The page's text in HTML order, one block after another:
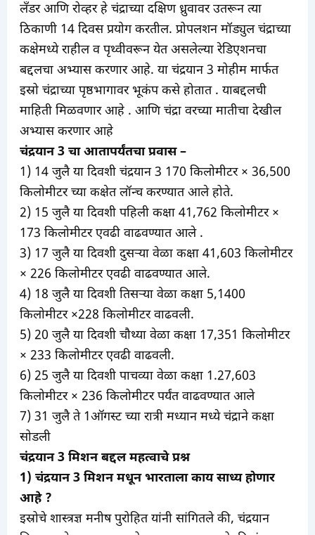
लँडर आणि रोव्हर हे चंद्राच्या दक्षिण ध्रुवावर उतरून त्या
ठिकाणी 14 दिवस प्रयोग करतील. प्रोपलशन मॉड्युल चंद्राच्या
कक्षेमध्ये राहील व पृथ्वीवरून येत असलेल्या रेडिएशनचा
बद्दलचा अभ्यास करणार आहे. या चंद्रयान 3 मोहीम मार्फत
इस्रो चंद्राच्या पृष्ठभागावर भूकंप कसे होतात . याबद्दलची
माहिती मिळवणार आहे . आणि चंद्रा वरच्या मातीचा देखील
अभ्यास करणार आहे
चंद्रयान 3 चा आतापर्यंतचा प्रवास –
1) 14 जुलै या दिवशी चंद्रयान 3 170 किलोमीटर × 36,500
किलोमीटर च्या कक्षेत लॉन्च करण्यात आले होते.
2) 15 जुलै या दिवशी पहिली कक्षा 41,762 किलोमीटर ×
173 किलोमीटर एवढी वाढवण्यात आले .
3) 17 जुलै या दिवशी दुसऱ्या वेळा कक्षा 41,603 किलोमीटर
× 226 किलोमीटर एवढी वाढवण्यात आले.
4) 18 जुलै या दिवशी तिसऱ्या वेळा कक्षा 5,1400
किलोमीटर ×228 किलोमीटर वाढवली.
5) 20 जुलै या दिवशी चौथ्या वेळा कक्षा 17,351 किलोमीटर
× 233 किलोमीटर एवढी वाढवली.
6) 25 जुलै या दिवशी पाचव्या वेळा कक्षा 1.27,603
किलोमीटर × 236 किलोमीटर पर्यंत वाढवण्यात आले
7) 31 जुलै ते 1ऑगस्ट च्या रात्री मध्यान मध्ये चंद्राने कक्षा
सोडली
चंद्रयान 3 मिशन बद्दल महत्वाचे प्रश्न
1) चंद्रयान 3 मिशन मधून भारताला काय साध्य होणार
आहे ?
इस्रोचे शास्त्रज्ञ मनीष पुरोहित यांनी सांगितले की, चंद्रयान